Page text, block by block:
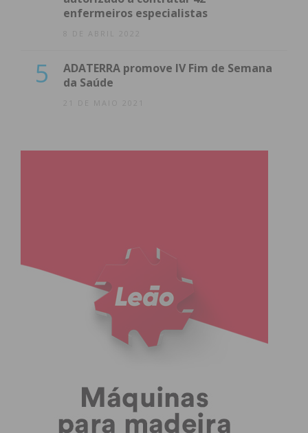
enfermeiros especialistas
8 DE ABRIL 2022
5
ADATERRA promove IV Fim de Semana
da Saúde
21 DE MAIO 2021